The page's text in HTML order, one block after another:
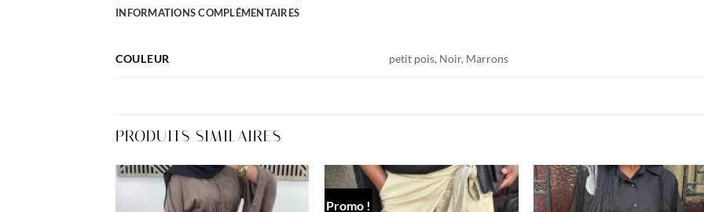
INFORMATIONS COMPLÉMENTAIRES
COULEUR petit pois, Noir, Marrons
PRODUITS SIMILAIRES
Promo !